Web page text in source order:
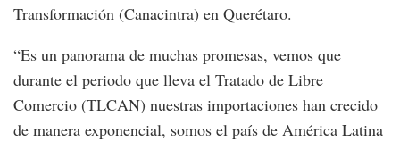
Transformación (Canacintra) en Querétaro.
“Es un panorama de muchas promesas, vemos que
durante el periodo que lleva el Tratado de Libre
Comercio (TLCAN) nuestras importaciones han crecido
de manera exponencial, somos el país de América Latina